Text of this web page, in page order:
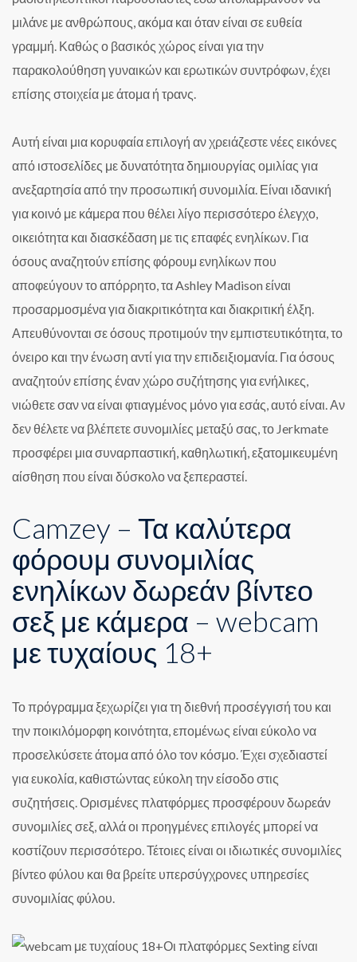
μιλάνε με ανθρώπους, ακόμα και όταν είναι σε ευθεία
γραμμή. Καθώς ο βασικός χώρος είναι για την
παρακολούθηση γυναικών και ερωτικών συντρόφων, έχει
επίσης στοιχεία με άτομα ή τρανς.
Αυτή είναι μια κορυφαία επιλογή αν χρειάζεστε νέες εικόνες
από ιστοσελίδες με δυνατότητα δημιουργίας ομιλίας για
ανεξαρτησία από την προσωπική συνομιλία. Είναι ιδανική
για κοινό με κάμερα που θέλει λίγο περισσότερο έλεγχο,
οικειότητα και διασκέδαση με τις επαφές ενηλίκων. Για
όσους αναζητούν επίσης φόρουμ ενηλίκων που
αποφεύγουν το απόρρητο, τα Ashley Madison είναι
προσαρμοσμένα για διακριτικότητα και διακριτική έλξη.
Απευθύνονται σε όσους προτιμούν την εμπιστευτικότητα, το
όνειρο και την ένωση αντί για την επιδειξιομανία. Για όσους
αναζητούν επίσης έναν χώρο συζήτησης για ενήλικες,
νιώθετε σαν να είναι φτιαγμένος μόνο για εσάς, αυτό είναι. Αν
δεν θέλετε να βλέπετε συνομιλίες μεταξύ σας, το Jerkmate
προσφέρει μια συναρπαστική, καθηλωτική, εξατομικευμένη
αίσθηση που είναι δύσκολο να ξεπεραστεί.
Camzey – Τα καλύτερα
φόρουμ συνομιλίας
ενηλίκων δωρεάν βίντεο
σεξ με κάμερα – webcam
με τυχαίους 18+
Το πρόγραμμα ξεχωρίζει για τη διεθνή προσέγγισή του και
την ποικιλόμορφη κοινότητα, επομένως είναι εύκολο να
προσελκύσετε άτομα από όλο τον κόσμο. Έχει σχεδιαστεί
για ευκολία, καθιστώντας εύκολη την είσοδο στις
συζητήσεις. Ορισμένες πλατφόρμες προσφέρουν δωρεάν
συνομιλίες σεξ, αλλά οι προηγμένες επιλογές μπορεί να
κοστίζουν περισσότερο. Τέτοιες είναι οι ιδιωτικές συνομιλίες
βίντεο φύλου και θα βρείτε υπερσύγχρονες υπηρεσίες
συνομιλίας φύλου.
Οι πλατφόρμες Sexting είναι